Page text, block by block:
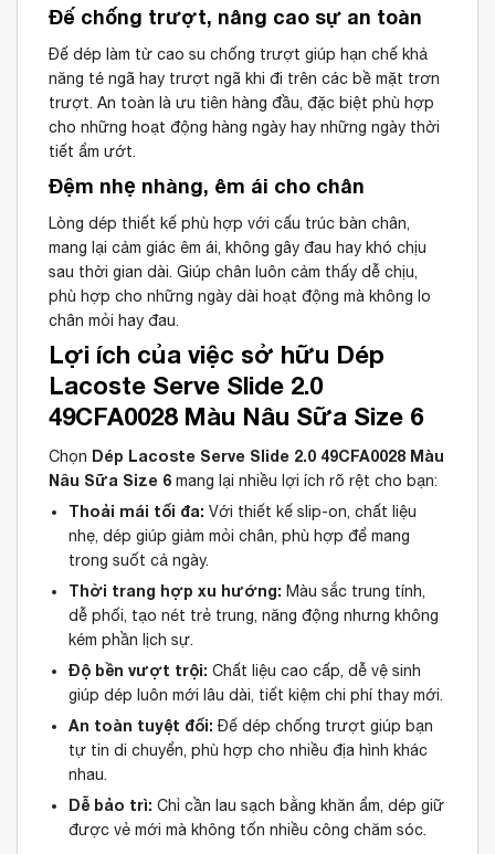
Đế chống trượt, nâng cao sự an toàn
Đế dép làm từ cao su chống trượt giúp hạn chế khả
năng té ngã hay trượt ngã khi đi trên các bề mặt trơn
trượt. An toàn là ưu tiên hàng đầu, đặc biệt phù hợp
cho những hoạt động hàng ngày hay những ngày thời
tiết ẩm ướt.
Đệm nhẹ nhàng, êm ái cho chân
Lòng dép thiết kế phù hợp với cấu trúc bàn chân,
mang lại cảm giác êm ái, không gây đau hay khó chịu
sau thời gian dài. Giúp chân luôn cảm thấy dễ chịu,
phù hợp cho những ngày dài hoạt động mà không lo
chân mỏi hay đau.
Lợi ích của việc sở hữu Dép
Lacoste Serve Slide 2.0
49CFA0028 Màu Nâu Sữa Size 6
Chọn Dép Lacoste Serve Slide 2.0 49CFA0028 Màu
Nâu Sữa Size 6 mang lại nhiều lợi ích rõ rệt cho bạn:
Thoải mái tối đa: Với thiết kế slip-on, chất liệu
nhẹ, dép giúp giảm mỏi chân, phù hợp để mang
trong suốt cả ngày.
Thời trang hợp xu hướng: Màu sắc trung tính,
dễ phối, tạo nét trẻ trung, năng động nhưng không
kém phần lịch sự.
Độ bền vượt trội: Chất liệu cao cấp, dễ vệ sinh
giúp dép luôn mới lâu dài, tiết kiệm chi phí thay mới.
An toàn tuyệt đối: Đế dép chống trượt giúp bạn
tự tin di chuyển, phù hợp cho nhiều địa hình khác
nhau.
Dễ bảo trì: Chỉ cần lau sạch bằng khăn ẩm, dép giữ
được vẻ mới mà không tốn nhiều công chăm sóc.